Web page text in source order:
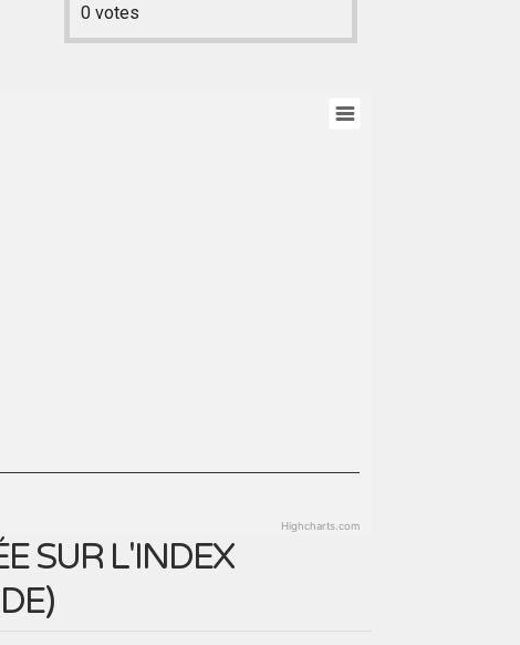
0votes
Highcharts.com
SUR L'INDEX
)